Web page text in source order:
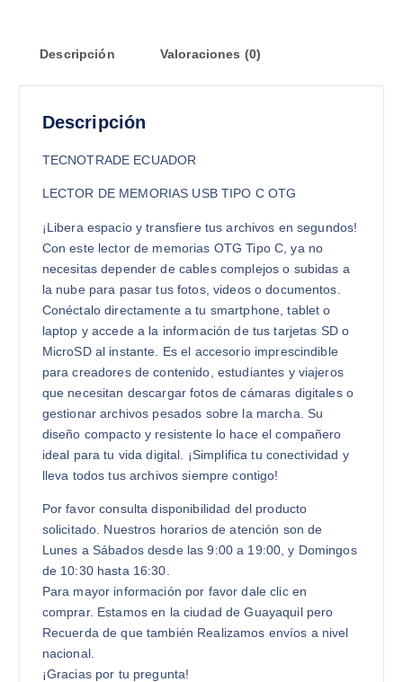
Descripción Valoraciones (0)
Descripción
TECNOTRADE ECUADOR
LECTOR DE MEMORIAS USB TIPO C OTG
¡Libera espacio y transfiere tus archivos en segundos!
Con este lector de memorias OTG Tipo C, ya no
necesitas depender de cables complejos o subidas a
la nube para pasar tus fotos, videos o documentos.
Conéctalo directamente a tu smartphone, tablet o
laptop y accede a la información de tus tarjetas SD o
MicroSD al instante. Es el accesorio imprescindible
para creadores de contenido, estudiantes y viajeros
que necesitan descargar fotos de cámaras digitales o
gestionar archivos pesados sobre la marcha. Su
diseño compacto y resistente lo hace el compañero
ideal para tu vida digital. ¡Simplifica tu conectividad y
lleva todos tus archivos siempre contigo!
Por favor consulta disponibilidad del producto
solicitado. Nuestros horarios de atención son de
Lunes a Sábados desde las 9:00 a 19:00, y Domingos
de 10:30 hasta 16:30.
Para mayor información por favor dale clic en
comprar. Estamos en la ciudad de Guayaquil pero
Recuerda de que también Realizamos envíos a nivel
nacional.
¡Gracias por tu pregunta!